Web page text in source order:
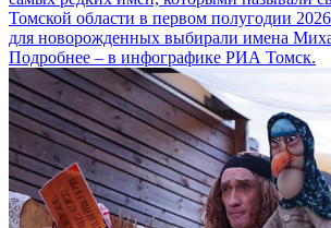
Томской области в первом полугодии
для новорожденных выбирали имена
Подробнее – в инфографике РИА Томск.